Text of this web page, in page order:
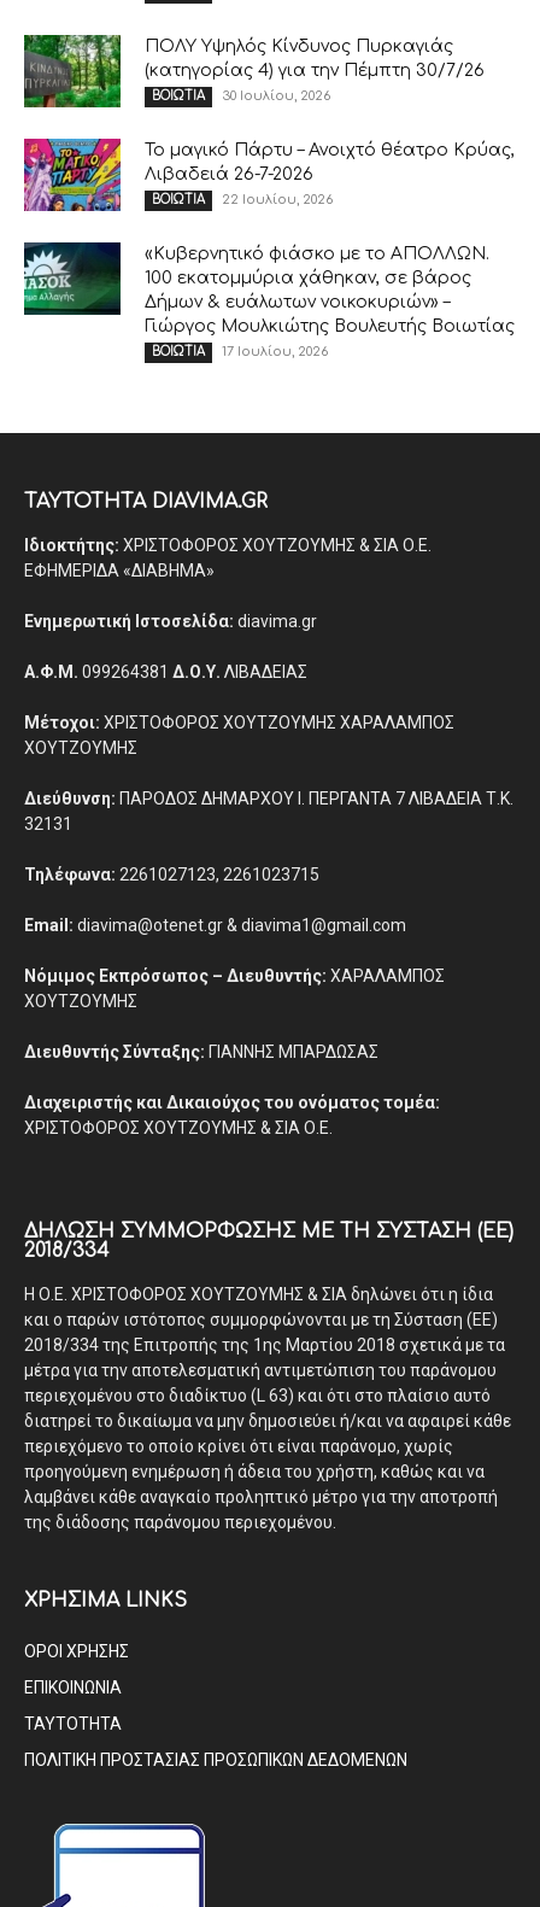
ΠΟΛΥ Υψηλός Κίνδυνος Πυρκαγιάς
(κατηγορίας 4) για την Πέμπτη 30/7/26
ΒΟΙΩΤΙΑ 30 Ιουλίου, 2026
Το μαγικό Πάρτυ – Ανοιχτό θέατρο Κρύας,
Λιβαδειά 26-7-2026
ΒΟΙΩΤΙΑ 22 Ιουλίου, 2026
«Κυβερνητικό φιάσκο με το ΑΠΟΛΛΩΝ.
100 εκατομμύρια χάθηκαν, σε βάρος
Δήμων & ευάλωτων νοικοκυριών» –
Γιώργος Μουλκιώτης Βουλευτής Βοιωτίας
ΒΟΙΩΤΙΑ 17 Ιουλίου, 2026
ΤΑΥΤΟΤΗΤΑ DIAVIMA.GR
Ιδιοκτήτης: ΧΡΙΣΤΟΦΟΡΟΣ ΧΟΥΤΖΟΥΜΗΣ & ΣΙΑ Ο.Ε.
ΕΦΗΜΕΡΙΔΑ «ΔΙΑΒΗΜΑ»
Ενημερωτική Ιστοσελίδα: diavima.gr
Α.Φ.Μ. 099264381 Δ.Ο.Υ. ΛΙΒΑΔΕΙΑΣ
Μέτοχοι: ΧΡΙΣΤΟΦΟΡΟΣ ΧΟΥΤΖΟΥΜΗΣ ΧΑΡΑΛΑΜΠΟΣ
ΧΟΥΤΖΟΥΜΗΣ
Διεύθυνση: ΠΑΡΟΔΟΣ ΔΗΜΑΡΧΟΥ Ι. ΠΕΡΓΑΝΤΑ 7 ΛΙΒΑΔΕΙΑ Τ.Κ.
32131
Τηλέφωνα: 2261027123, 2261023715
Email: diavima@otenet.gr & diavima1@gmail.com
Νόμιμος Εκπρόσωπος – Διευθυντής: ΧΑΡΑΛΑΜΠΟΣ
ΧΟΥΤΖΟΥΜΗΣ
Διευθυντής Σύνταξης: ΓΙΑΝΝΗΣ ΜΠΑΡΔΩΣΑΣ
Διαχειριστής και Δικαιούχος του ονόματος τομέα:
ΧΡΙΣΤΟΦΟΡΟΣ ΧΟΥΤΖΟΥΜΗΣ & ΣΙΑ Ο.Ε.
ΔΉΛΩΣΗ ΣΥΜΜΌΡΦΩΣΗΣ ΜΕ ΤΗ ΣΎΣΤΑΣΗ (ΕΕ)
2018/334
Η Ο.Ε. ΧΡΙΣΤΟΦΟΡΟΣ ΧΟΥΤΖΟΥΜΗΣ & ΣΙΑ δηλώνει ότι η ίδια
και ο παρών ιστότοπος συμμορφώνονται με τη Σύσταση (ΕΕ)
2018/334 της Επιτροπής της 1ης Μαρτίου 2018 σχετικά με τα
μέτρα για την αποτελεσματική αντιμετώπιση του παράνομου
περιεχομένου στο διαδίκτυο (L 63) και ότι στο πλαίσιο αυτό
διατηρεί το δικαίωμα να μην δημοσιεύει ή/και να αφαιρεί κάθε
περιεχόμενο το οποίο κρίνει ότι είναι παράνομο, χωρίς
προηγούμενη ενημέρωση ή άδεια του χρήστη, καθώς και να
λαμβάνει κάθε αναγκαίο προληπτικό μέτρο για την αποτροπή
της διάδοσης παράνομου περιεχομένου.
ΧΡΗΣΙΜΑ LINKS
ΟΡΟΙ ΧΡΗΣΗΣ
ΕΠΙΚΟΙΝΩΝΙΑ
ΤΑΥΤΟΤΗΤΑ
ΠΟΛΙΤΙΚΗ ΠΡΟΣΤΑΣΙΑΣ ΠΡΟΣΩΠΙΚΩΝ ΔΕΔΟΜΕΝΩΝ